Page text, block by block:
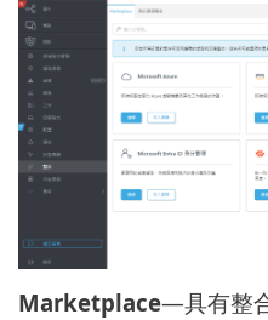
Marketplace—具有整